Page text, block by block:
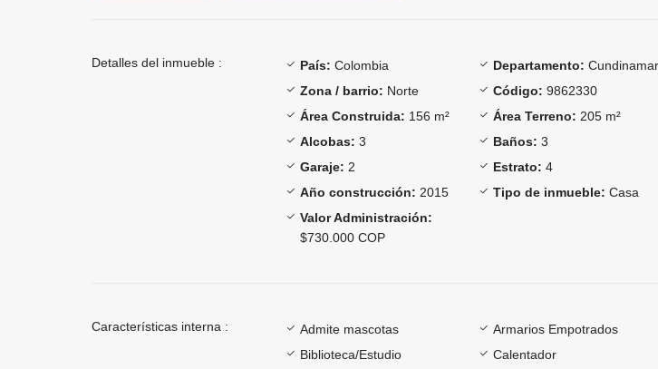
Detalles del inmueble : País: Colombia Departamento:
Zona / barrio: Norte Código: 9862330
Área Construida: 156 m² Área Terreno: 205 m²
Alcobas: 3 Baños: 3
Garaje: 2 Estrato: 4
Año construcción: 2015 Tipo de inmueble: Casa
Valor Administración:
$730.000 COP
Características interna : Admite mascotas Armarios Empotrados
Biblioteca/Estudio
Calentador